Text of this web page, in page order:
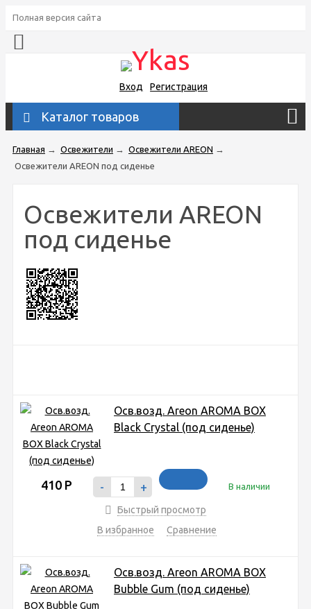
Полная версия сайта
Вход Регистрация
Каталог товаров
Главная → Освежители → Освежители AREON →
Освежители AREON под сиденье
Освежители AREON
под сиденье
Осв.возд. Areon AROMA BOX
Black Crystal (под сиденье)
410 Р - + В наличии
Быстрый просмотр
В избранное
Сравнение
Осв.возд. Areon AROMA BOX
Bubble Gum (под сиденье)